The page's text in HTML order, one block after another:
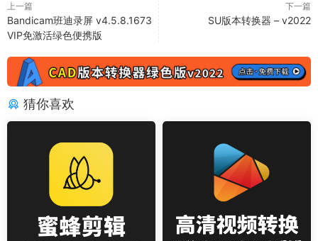
上一篇
Bandicam班迪录屏 v4.5.8.1673
VIP免激活绿色便携版
下一篇
SU版本转换器 – v2022
猜你喜欢